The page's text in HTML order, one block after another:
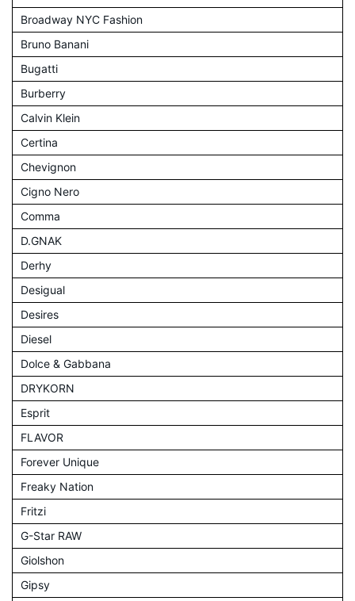
Broadway NYC Fashion
Bruno Banani
Bugatti
Burberry
Calvin Klein
Certina
Chevignon
Cigno Nero
Comma
D.GNAK
Derhy
Desigual
Desires
Diesel
Dolce & Gabbana
DRYKORN
Esprit
FLAVOR
Forever Unique
Freaky Nation
Fritzi
G-Star RAW
Giolshon
Gipsy